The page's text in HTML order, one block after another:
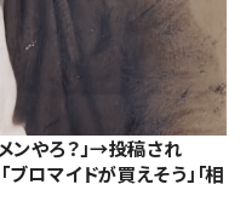
ンやろ？」→投稿され
ブロマイドが買えそう」「相